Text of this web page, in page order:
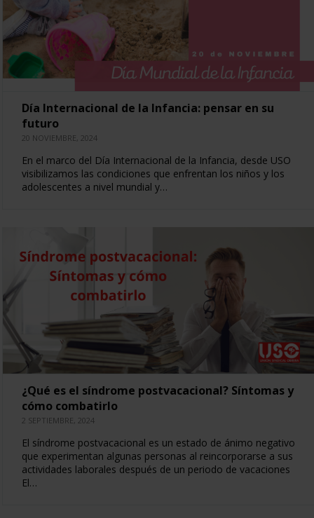
Día Internacional de la Infancia: pensar en su
futuro
20 NOVIEMBRE, 2024
En el marco del Día Internacional de la Infancia, desde USO
visibilizamos las condiciones que enfrentan los niños y los
adolescentes a nivel mundial y…
¿Qué es el síndrome postvacacional? Síntomas y
cómo combatirlo
2 SEPTIEMBRE, 2024
El síndrome postvacacional es un estado de ánimo negativo
que experimentan algunas personas al reincorporarse a sus
actividades laborales después de un periodo de vacaciones
El…